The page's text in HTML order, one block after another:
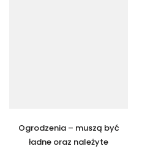
Ogrodzenia – muszą być
ładne oraz należyte